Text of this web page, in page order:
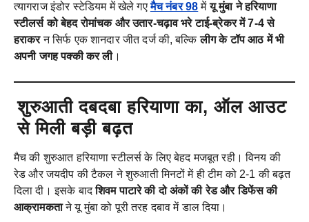
त्यागराज इंडोर स्टेडियम में खेले गएमैच नंबर 98मेंयू मुंबा ने हरियाणा
स्टीलर्स को बेहद रोमांचक और उतार-चढ़ाव भरे टाई-ब्रेकर में 7-4 से
हराकरन सिर्फ एक शानदार जीत दर्ज की, बल्किलीग के टॉप आठ में भी
अपनी जगह पक्की कर ली।
शुरुआती दबदबा हरियाणा का, ऑल आउट
से मिली बड़ी बढ़त
मैच की शुरुआत हरियाणा स्टीलर्स के लिए बेहद मजबूत रही। विनय की
रेड और जयदीप की टैकल ने शुरुआती मिनटों में ही टीम को 2-1 की बढ़त
दिला दी। इसके बादशिवम पाटारे की दो अंकों की रेड और डिफेंस की
आक्रामकताने यू मुंबा को पूरी तरह दबाव में डाल दिया।